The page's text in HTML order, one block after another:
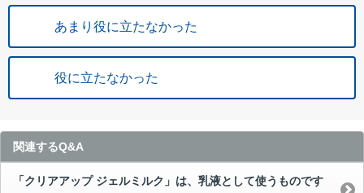
あまり役に立たなかった
役に立たなかった
関連するQ&A
「クリアアップ ジェルミルク」は、乳液として使うものです